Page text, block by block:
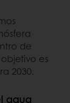
de
es
2030.
agua